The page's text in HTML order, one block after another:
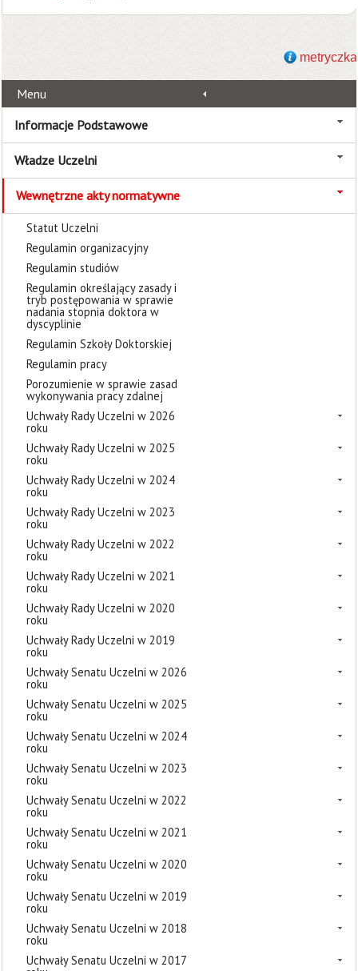
metryczka
Menu
Informacje Podstawowe
Władze Uczelni
Wewnętrzne akty normatywne
Statut Uczelni
Regulamin organizacyjny
Regulamin studiów
Regulamin określający zasady i
tryb postępowania w sprawie
nadania stopnia doktora w
dyscyplinie
Regulamin Szkoły Doktorskiej
Regulamin pracy
Porozumienie w sprawie zasad
wykonywania pracy zdalnej
Uchwały Rady Uczelni w 2026
roku
Uchwały Rady Uczelni w 2025
roku
Uchwały Rady Uczelni w 2024
roku
Uchwały Rady Uczelni w 2023
roku
Uchwały Rady Uczelni w 2022
roku
Uchwały Rady Uczelni w 2021
roku
Uchwały Rady Uczelni w 2020
roku
Uchwały Rady Uczelni w 2019
roku
Uchwały Senatu Uczelni w 2026
roku
Uchwały Senatu Uczelni w 2025
roku
Uchwały Senatu Uczelni w 2024
roku
Uchwały Senatu Uczelni w 2023
roku
Uchwały Senatu Uczelni w 2022
roku
Uchwały Senatu Uczelni w 2021
roku
Uchwały Senatu Uczelni w 2020
roku
Uchwały Senatu Uczelni w 2019
roku
Uchwały Senatu Uczelni w 2018
roku
Uchwały Senatu Uczelni w 2017